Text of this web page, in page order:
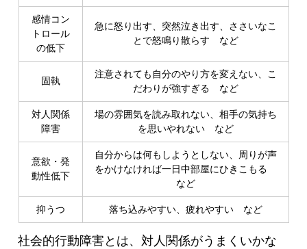
感情コン
トロール
の低下
急に怒り出す、突然泣き出す、ささいなこ
とで怒鳴り散らす など
固執
注意されても自分のやり方を変えない、こ
だわりが強すぎる など
対人関係
障害
場の雰囲気を読み取れない、相手の気持ち
を思いやれない など
意欲・発
動性低下
自分からは何もしようとしない、周りが声
をかけなければ一日中部屋にひきこもる
など
抑うつ 落ち込みやすい、疲れやすい など
社会的行動障害とは、対人関係がうまくいかな